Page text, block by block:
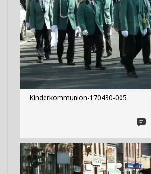
Kinderkommunion-170430-005